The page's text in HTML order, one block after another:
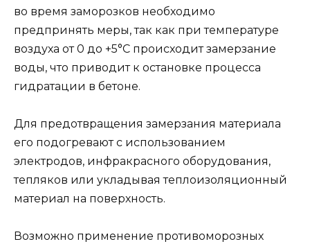
во время заморозков необходимо
предпринять меры, так как при температуре
воздуха от 0 до +5°C происходит замерзание
воды, что приводит к остановке процесса
гидратации в бетоне.
Для предотвращения замерзания материала
его подогревают с использованием
электродов, инфракрасного оборудования,
тепляков или укладывая теплоизоляционный
материал на поверхность.
Возможно применение противоморозных